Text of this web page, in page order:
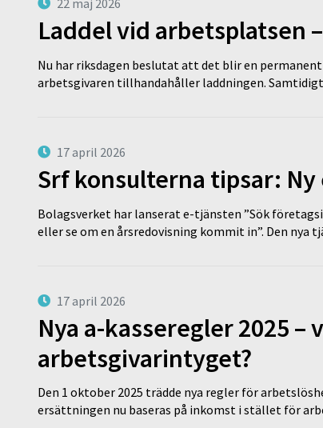
Laddel vid arbetsplatsen
Nu har riksdagen beslutat att det blir en
arbetsgivaren tillhandahåller laddningen.
17 april 2026
Srf konsulterna tipsar:
Bolagsverket har lanserat e-tjänsten ”Sök
eller se om en årsredovisning kommit in”. Den nya
17 april 2026
Nya a-kasseregler 2025
arbetsgivarintyget?
Den 1 oktober 2025 trädde nya regler för
ersättningen nu baseras på inkomst i stället för